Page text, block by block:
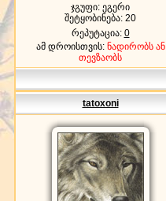
ჯგუფი: ეგერი
შეტყობინება: 20
რეპუტაცია: 0
ამ დროისთვის: ნადირობს ან
თევზაობს
tatoxoni